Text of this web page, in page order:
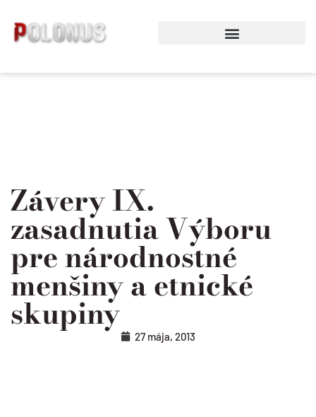
obsah
Závery IX.
zasadnutia Výboru
pre národnostné
menšiny a etnické
skupiny
27 mája, 2013